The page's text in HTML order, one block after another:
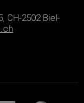
CH-2502 Biel-